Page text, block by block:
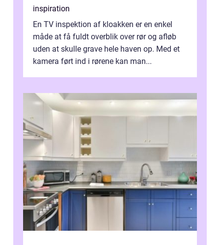
inspiration
En TV inspektion af kloakken er en enkel
måde at få fuldt overblik over rør og afløb
uden at skulle grave hele haven op. Med et
kamera ført ind i rørene kan man...